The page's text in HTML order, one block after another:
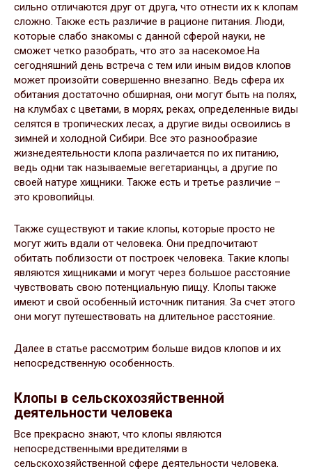
сильно отличаются друг от друга, что отнести их к клопам
сложно. Также есть различие в рационе питания. Люди,
которые слабо знакомы с данной сферой науки, не
сможет четко разобрать, что это за насекомое.На
сегодняшний день встреча с тем или иным видов клопов
может произойти совершенно внезапно. Ведь сфера их
обитания достаточно обширная, они могут быть на полях,
на клумбах с цветами, в морях, реках, определенные виды
селятся в тропических лесах, а другие виды освоились в
зимней и холодной Сибири. Все это разнообразие
жизнедеятельности клопа различается по их питанию,
ведь одни так называемые вегетарианцы, а другие по
своей натуре хищники. Также есть и третье различие –
это кровопийцы.
Также существуют и такие клопы, которые просто не
могут жить вдали от человека. Они предпочитают
обитать поблизости от построек человека. Такие клопы
являются хищниками и могут через большое расстояние
чувствовать свою потенциальную пищу. Клопы также
имеют и свой особенный источник питания. За счет этого
они могут путешествовать на длительное расстояние.
Далее в статье рассмотрим больше видов клопов и их
непосредственную особенность.
Клопы в сельскохозяйственной
деятельности человека
Все прекрасно знают, что клопы являются
непосредственными вредителями в
сельскохозяйственной сфере деятельности человека.